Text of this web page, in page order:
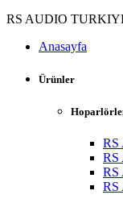
RS AUDIO
Anasayfa
Ürünler
RS
RS
RS
RS